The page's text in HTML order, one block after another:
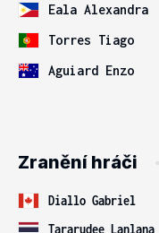
Eala Alexandra
Torres Tiago
Aguiard Enzo
Zranění hráči
Diallo Gabriel
Tararudee Lanlana